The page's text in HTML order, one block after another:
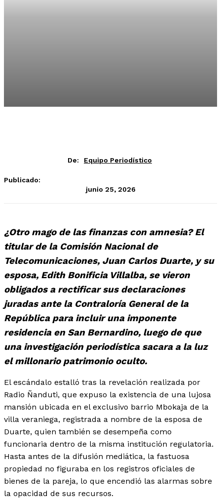
De: Equipo Periodístico
Publicado:
junio 25, 2026
¿Otro mago de las finanzas con amnesia? El
titular de la Comisión Nacional de
Telecomunicaciones, Juan Carlos Duarte, y su
esposa, Edith Bonificia Villalba, se vieron
obligados a rectificar sus declaraciones
juradas ante la Contraloría General de la
República para incluir una imponente
residencia en San Bernardino, luego de que
una investigación periodística sacara a la luz
el millonario patrimonio oculto.
El escándalo estalló tras la revelación realizada por
Radio Ñanduti, que expuso la existencia de una lujosa
mansión ubicada en el exclusivo barrio Mbokaja de la
villa veraniega, registrada a nombre de la esposa de
Duarte, quien también se desempeña como
funcionaria dentro de la misma institución regulatoria.
Hasta antes de la difusión mediática, la fastuosa
propiedad no figuraba en los registros oficiales de
bienes de la pareja, lo que encendió las alarmas sobre
la opacidad de sus recursos.